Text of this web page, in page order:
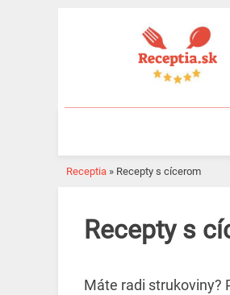
Receptia » Recepty s cícerom
Recepty s
Máte radi strukoviny?